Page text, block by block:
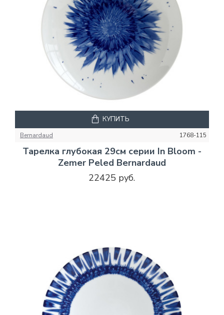
Bernardaud 1768-115
Тарелка глубокая 29см серии In Bloom -
Zemer Peled Bernardaud
22425 руб.
КУПИТЬ